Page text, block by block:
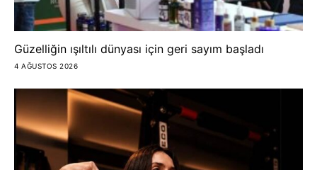
Güzelliğin ışıltılı dünyası için geri sayım başladı
4 AĞUSTOS 2026